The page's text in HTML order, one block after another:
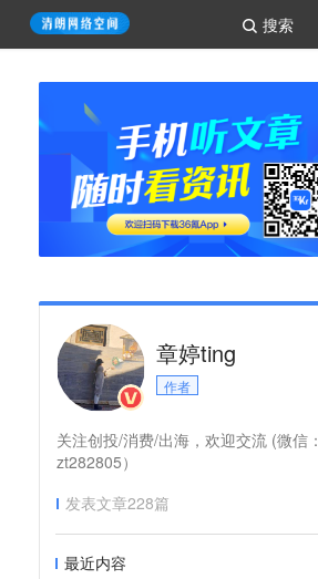
搜索
章婷ting
作者
关注创投/消费/出海，欢迎交流 (微信：
zt282805）
发表文章228篇
最近内容